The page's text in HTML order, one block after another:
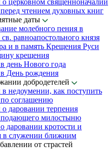
церковном священноначалии
чтением духовных книг
даты
молебного пения в
равноапостольного князя
и в память Крещения Руси
крещения
день Нового года
День рождения
добродетелей
недоумении, как поступить
соглашению
даровании терпения
милостыню
даровании кротости и
в служении ближним
от страстей